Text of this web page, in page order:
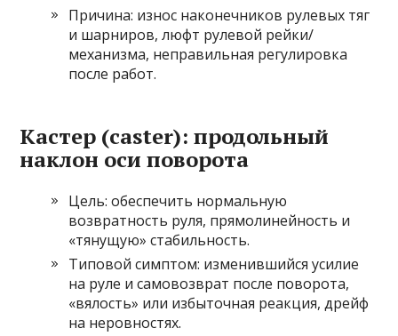
Причина: износ наконечников рулевых тяг
и шарниров, люфт рулевой рейки/
механизма, неправильная регулировка
после работ.
Кастер (caster): продольный
наклон оси поворота
Цель: обеспечить нормальную
возвратность руля, прямолинейность и
«тянущую» стабильность.
Типовой симптом: изменившийся усилие
на руле и самовозврат после поворота,
«вялость» или избыточная реакция, дрейф
на неровностях.